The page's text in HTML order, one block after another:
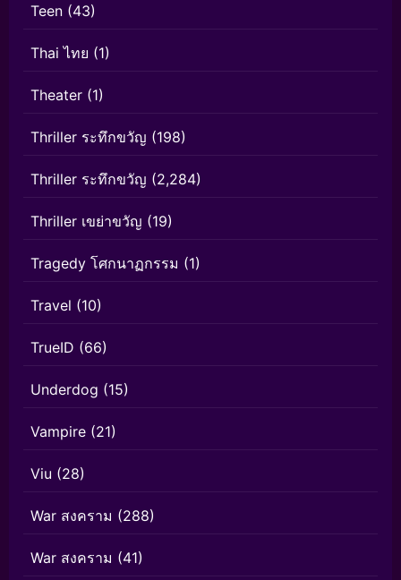
Teen (43)
Thai ไทย (1)
Theater (1)
Thriller ระทึกขวัญ (198)
Thriller ระทึกขวัญ (2,284)
Thriller เขย่าขวัญ (19)
Tragedy โศกนาฏกรรม (1)
Travel (10)
TrueID (66)
Underdog (15)
Vampire (21)
Viu (28)
War สงคราม (288)
War สงคราม (41)